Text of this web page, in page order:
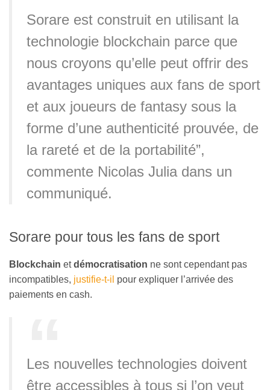
Sorare est construit en utilisant la
technologie blockchain parce que
nous croyons qu’elle peut offrir des
avantages uniques aux fans de sport
et aux joueurs de fantasy sous la
forme d’une authenticité prouvée, de
la rareté et de la portabilité”,
commente Nicolas Julia dans un
communiqué.
Sorare pour tous les fans de sport
Blockchain etdémocratisation ne sont cependant pas
incompatibles, justifie-t-il pour expliquer l’arrivée des
paiements en cash.
Les nouvelles technologies doivent
être accessibles à tous si l’on veut